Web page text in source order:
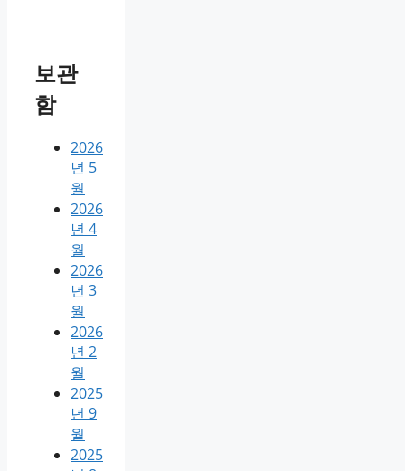
보관
함
2026
년 5
월
2026
년 4
월
2026
년 3
월
2026
년 2
월
2025
년 9
월
2025